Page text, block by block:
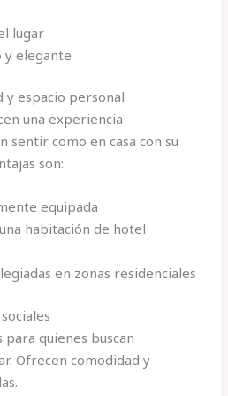
lugar
y elegante
espacio personal
una experiencia
sentir como en casa con su
son:
equipada
habitación de hotel
en zonas residenciales
para quienes buscan
Ofrecen comodidad y